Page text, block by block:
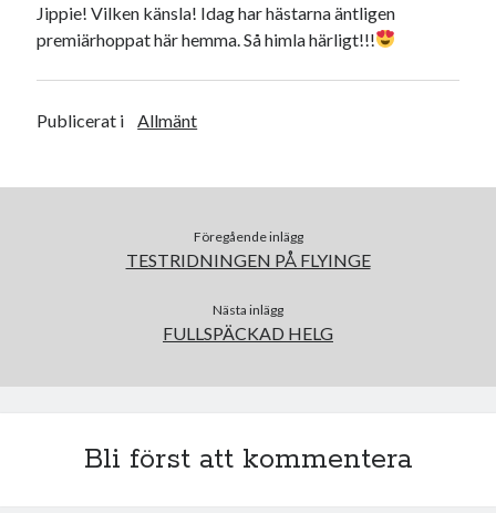
april 2026
mars 2026
december 2025
december 2024
Jippie! Vilken känsla! Idag har hästarna äntligen
premiärhoppat här hemma. Så himla härligt!!!
Publicerat i Allmänt
Föregående inlägg
TESTRIDNINGEN PÅ FLYINGE
Nästa inlägg
FULLSPÄCKAD HELG
Bli först att kommentera